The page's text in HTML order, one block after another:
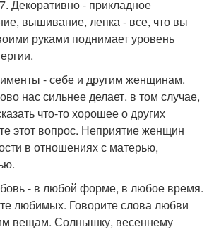
Декоративно - прикладное
вышивание, лепка - все, что вы
руками поднимает уровень
- себе и другим женщинам.
нас сильнее делает. в том случае,
что-то хорошее о других
этот вопрос. Неприятие женщин
в отношениях с матерью,
- в любой форме, в любое время.
любимых. Говорите слова любви
вещам. Солнышку, весеннему